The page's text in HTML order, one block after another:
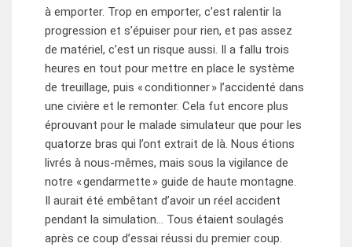
à emporter. Trop en emporter, c’est ralentir la
progression et s’épuiser pour rien, et pas assez
de matériel, c’est un risque aussi. Il a fallu trois
heures en tout pour mettre en place le système
de treuillage, puis « conditionner » l’accidenté dans
une civière et le remonter. Cela fut encore plus
éprouvant pour le malade simulateur que pour les
quatorze bras qui l’ont extrait de là. Nous étions
livrés à nous-mêmes, mais sous la vigilance de
notre « gendarmette » guide de haute montagne.
Il aurait été embêtant d’avoir un réel accident
pendant la simulation… Tous étaient soulagés
après ce coup d’essai réussi du premier coup.